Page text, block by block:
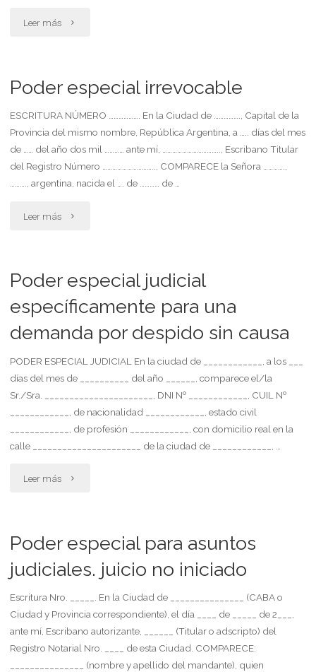
con
de
tránsito
vehículo.
percibir"
Leer más "Poder
de
automotor"
Poder especial irrevocable
ESCRITURA NÚMERO ………………. En la Ciudad de ……………., Capital de la
Provincia del mismo nombre, República Argentina, a ….. días del mes
de …… del año dos mil ………… ante mí, …………………………….., Escribano Titular
del Registro Número ………………………….., COMPARECE la Señora ………….,
………., argentina, nacida el …. de ………… de …
Leer más "Poder
Poder especial judicial
específicamente para una
demanda por despido sin causa
PODER ESPECIAL JUDICIAL En la ciudad de ____________, a los ___
días del mes de __________ del año ______, comparece el/la
Sr./Sra. ______________________, DNI Nº ____________, CUIL Nº
____________, de nacionalidad ____________, estado civil
____________, de profesión ____________, con domicilio real en la
calle ______________________ de la ciudad de ____________, …
Leer más "Poder
específicamente
una
demanda
Poder especial para asuntos
judiciales. juicio no iniciado
Escritura Nro. _____. En la Ciudad de _______________ (CABA o
Ciudad y Provincia correspondiente), el día ____ de _____ de 2___,
ante mí, Escribano autorizante, ______ (Titular o adscripto) del
Registro Notarial Nro. ____ de esta Ciudad. COMPARECE:
_______________ (nombre y apellido del mandante), quien